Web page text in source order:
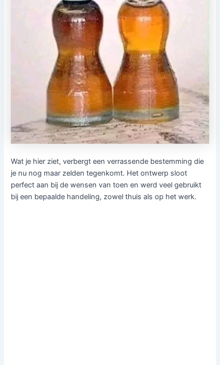
Wat je hier ziet, verbergt een verrassende bestemming die
je nu nog maar zelden tegenkomt. Het ontwerp sloot
perfect aan bij de wensen van toen en werd veel gebruikt
bij een bepaalde handeling, zowel thuis als op het werk.